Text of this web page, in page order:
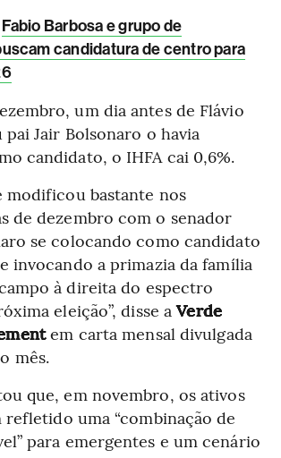
Fabio Barbosa e grupo de
candidatura de centro para
um dia antes de Flávio
Jair Bolsonaro o havia
candidato, o IHFA cai 0,6%.
modificou bastante nos
de dezembro com o senador
se colocando como candidato
invocando a primazia da família
à direita do espectro
eleição”, disse aVerde
em carta mensal divulgada
mês.
que, em novembro, os ativos
refletido uma “combinação de
para emergentes e um cenário